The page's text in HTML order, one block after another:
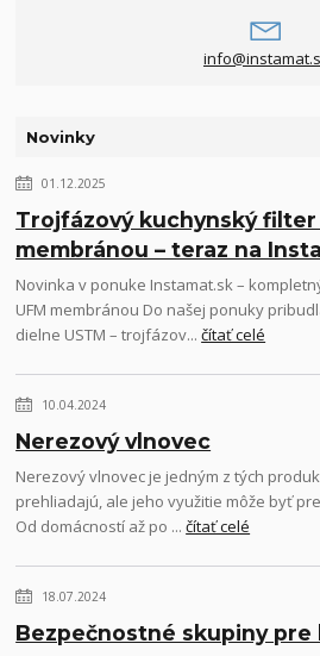
Novinky
01.12.2025
Trojfázový kuchynský filter
membránou – teraz na
Novinka v ponuke Instamat.sk –
UFM membránou Do našej ponuky
dielne USTM – trojfázov...čítať celé
10.04.2024
Nerezový vlnovec
Nerezový vlnovec je jedným z tých
prehliadajú, ale jeho využitie môže byť
Od domácností až po ...čítať celé
18.07.2024
Bezpečnostné skupiny pre